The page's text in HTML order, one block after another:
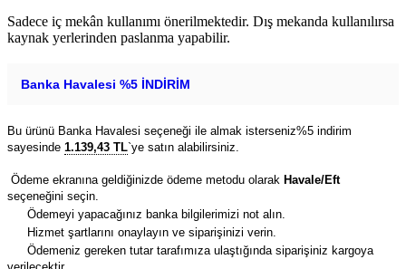
Sadece iç mekân kullanımı önerilmektedir. Dış mekanda kullanılırsa
kaynak yerlerinden paslanma yapabilir.
Banka Havalesi %5 İNDİRİM
Bu ürünü Banka Havalesi seçeneği ile almak isterseniz%5 indirim
sayesinde 1.139,43 TL`ye satın alabilirsiniz.
Ödeme ekranına geldiğinizde ödeme metodu olarak Havale/Eft
seçeneğini seçin.
Ödemeyi yapacağınız banka bilgilerimizi not alın.
Hizmet şartlarını onaylayın ve siparişinizi verin.
Ödemeniz gereken tutar tarafımıza ulaştığında siparişiniz kargoya